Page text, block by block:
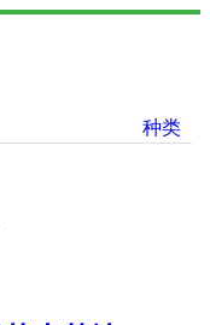
种类